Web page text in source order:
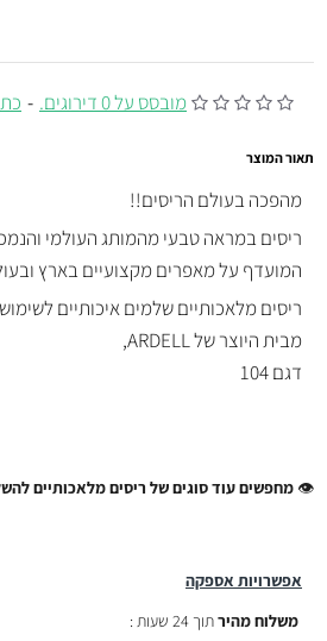
מובסס על 0 דירוגים. -
אפשרויות אספקה
משלוח מהירתוך 24 שעות :
👁️ מחפשים עוד סוגים של ריסים מלאכותיים
תאור המוצר
מהפכה בעולם הריסים!!
המועדף על מאפרים מקצועיים בארץ
ריסים מלאכותיים שלמים איכותיים
מבית היוצר של ARDELL,
דגם 104